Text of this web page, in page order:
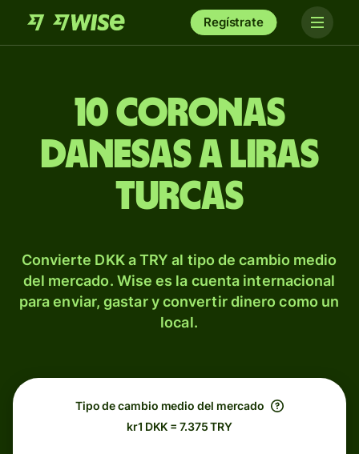
Regístrate
10 coronas
danesas a liras
turcas
Convierte DKK a TRY al tipo de cambio medio
del mercado. Wise es la cuenta internacional
para enviar, gastar y convertir dinero como un
local.
Tipo de cambio medio del mercado
kr1 DKK = 7.375 TRY